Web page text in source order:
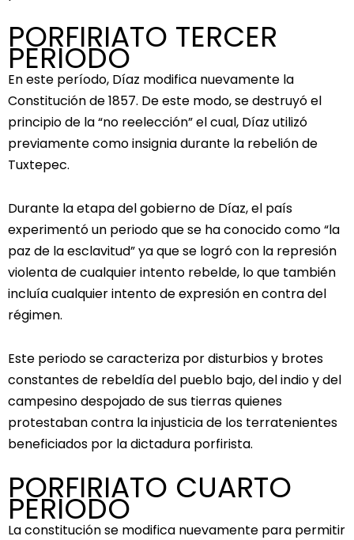
PORFIRIATO TERCER
PERIODO
En este período, Díaz modifica nuevamente la
Constitución de 1857. De este modo, se destruyó el
principio de la “no reelección” el cual, Díaz utilizó
previamente como insignia durante la rebelión de
Tuxtepec.
Durante la etapa del gobierno de Díaz, el país
experimentó un periodo que se ha conocido como “la
paz de la esclavitud” ya que se logró con la represión
violenta de cualquier intento rebelde, lo que también
incluía cualquier intento de expresión en contra del
régimen.
Este periodo se caracteriza por disturbios y brotes
constantes de rebeldía del pueblo bajo, del indio y del
campesino despojado de sus tierras quienes
protestaban contra la injusticia de los terratenientes
beneficiados por la dictadura porfirista.
PORFIRIATO CUARTO
PERIODO
La constitución se modifica nuevamente para permitir